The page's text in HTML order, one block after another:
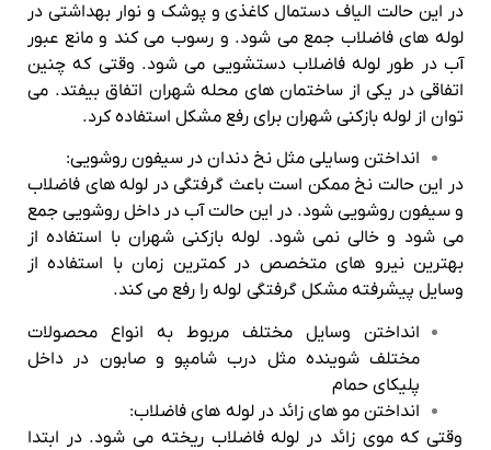
در این حالت الیاف دستمال کاغذی و پوشک و نوار بهداشتی در
لوله های فاضلاب جمع می شود. و رسوب می کند و مانع عبور
آب در طور لوله فاضلاب دستشویی می شود. وقتی که چنین
اتفاقی در یکی از ساختمان های محله شهران اتفاق بیفتد. می
توان از لوله بازکنی شهران برای رفع مشکل استفاده کرد.
انداختن وسایلی مثل نخ دندان در سیفون روشویی:
در این حالت نخ ممکن است باعث گرفتگی در لوله های فاضلاب
و سیفون روشویی شود. در این حالت آب در داخل روشویی جمع
می شود و خالی نمی شود. لوله بازکنی شهران با استفاده از
بهترین نیرو های متخصص در کمترین زمان با استفاده از
وسایل پیشرفته مشکل گرفتگی لوله را رفع می کند.
انداختن وسایل مختلف مربوط به انواع محصولات
مختلف شوینده مثل درب شامپو و صابون در داخل
پلیکای حمام
انداختن مو های زائد در لوله های فاضلاب:
وقتی که موی زائد در لوله فاضلاب ریخته می شود. در ابتدا